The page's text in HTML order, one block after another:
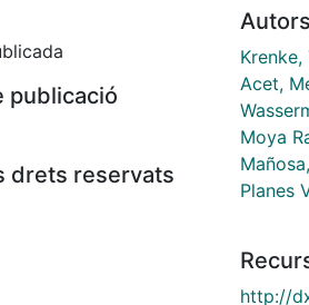
publicació
drets reservats
Autors
Acet,
Moya
Planes
http://